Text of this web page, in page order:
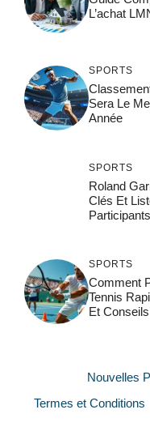
L’achat
SPORTS
Sera Le
Année
SPORTS
Roland
Clés Et
SPORTS
Comment
Tennis
Et
Nouvelles
Termes et Conditions